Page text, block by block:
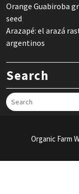
Orange Guabiroba
seed
Arazapé: el arazá
argentinos
Search
Organic Farm